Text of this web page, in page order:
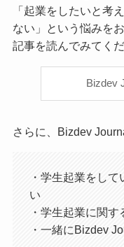
「起業をしたいと考
ない」という悩みを
記事を読んでみてくだ
Bizdev
さらに、Bizdev
・学生起業をし
い
・学生起業に関
・一緒にBizdev